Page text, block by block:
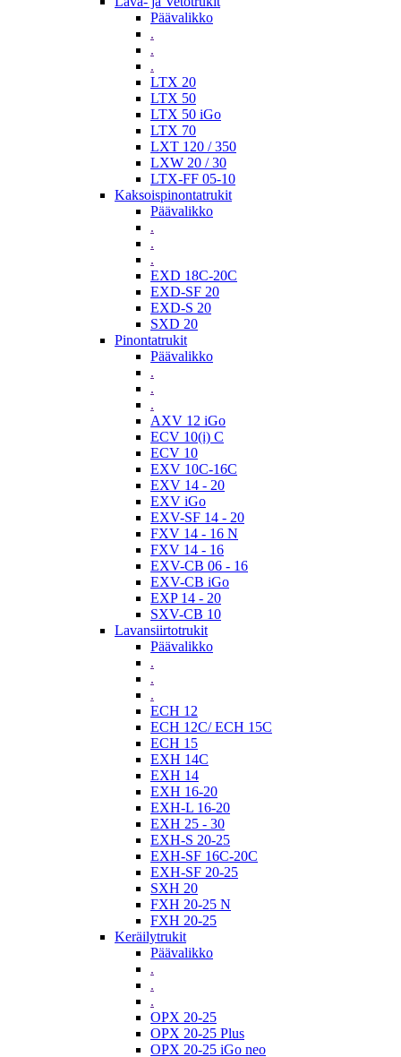
Päävalikko
.
.
.
LTX 20
LTX 50
LTX 50 iGo
LTX 70
LXT 120 / 350
LXW 20 / 30
LTX-FF 05-10
Kaksoispinontatrukit
Päävalikko
.
.
.
EXD 18C-20C
EXD-SF 20
EXD-S 20
SXD 20
Pinontatrukit
Päävalikko
.
.
.
AXV 12 iGo
ECV 10(i) C
ECV 10
EXV 10C-16C
EXV 14 - 20
EXV iGo
EXV-SF 14 - 20
FXV 14 - 16 N
FXV 14 - 16
EXV-CB 06 - 16
EXV-CB iGo
EXP 14 - 20
SXV-CB 10
Lavansiirtotrukit
Päävalikko
.
.
.
ECH 12
ECH 12C/ ECH 15C
ECH 15
EXH 14C
EXH 14
EXH 16-20
EXH-L 16-20
EXH 25 - 30
EXH-S 20-25
EXH-SF 16C-20C
EXH-SF 20-25
SXH 20
FXH 20-25 N
FXH 20-25
Keräilytrukit
Päävalikko
.
.
.
OPX 20-25
OPX 20-25 Plus
OPX 20-25 iGo neo